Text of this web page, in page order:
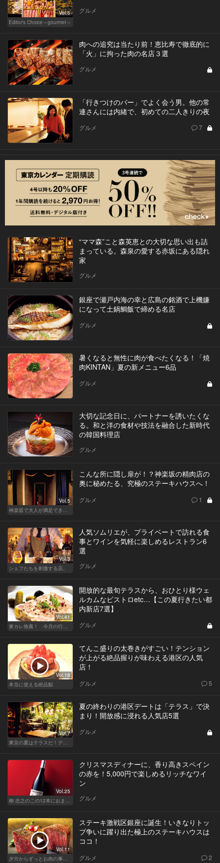
Vol.5
Editor's Choice～gourmet～
グルメ
肉への追究は当たり前！恵比寿で徹底的に
「火」に拘った肉の名店３選
グルメ
「行きつけのバー」でよく会う男。他の常
連さんには内緒で、初めての二人きりの夜
グルメ 7
“ママ森”こと森英恵との大切な思い出も詰
まっている。森泉の愛する赤坂にある隠れ
家
グルメ
銀座で瀬戸内海の幸と広島の銘酒で上機嫌
になって土鍋鯛飯で締める名店
グルメ
暑くなると無性に肉が食べたくなる！「焼
肉KINTAN」夏の新メニュー6品
グルメ
大切な記念日に、パートナーを誘いたくな
る。和と洋の食材や技法を融合した新時代
の韓国料理店
グルメ
Vol.5
神楽坂で大人が満足できる、おしゃれデート！
こんな所に隠し扉が！？神楽坂の精肉店の
奥に秘めたる、究極のステーキハウスへ！
グルメ 1
Vol.3
シェフたちを刺激する店。
人気ソムリエが、プライベートで訪れる食
事とワインを気軽に楽しめるレストラン6
選
グルメ
Vol.41
東カレ推薦！ 今月の行くべき店
開放的な最旬テラスから、おひとり様ウェ
ルカムなビストロetc…【この夏行きたい都
内新店7選】
グルメ
Vol.18
本当に使える絶品鮨
てんこ盛りの太巻きがすごい！テンション
が上がる絶品握りが味わえる港区の人気
店！
グルメ 5
Vol.7
東京の夏はテラスだ！デートも女子会も盛り上がること間違いなし！
夏の終わりの港区デートは「テラス」で決
まり！開放感に浸れる人気店5選
グルメ
Vol.25
柳 忠之のこの12本におまかせ
クリスマスディナーに、香り高きスペイン
の赤を！5,000円で楽しめるリッチなワイ
ン
グルメ
Vol.11
夕方からずっとお肉の事を考えてる貴方へ
ステーキ激戦区銀座に誕生！いきなりトッ
プ争いに躍り出た極上のステーキハウスは
ココ！
グルメ 2